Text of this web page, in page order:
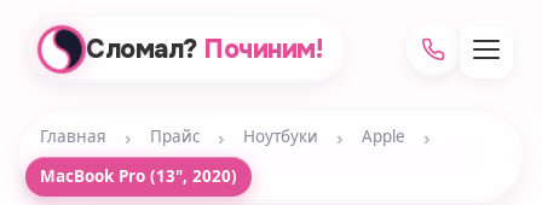
Сломал? Починим!
Главная › Прайс › Ноутбуки › Apple ›
MacBook Pro (13", 2020)